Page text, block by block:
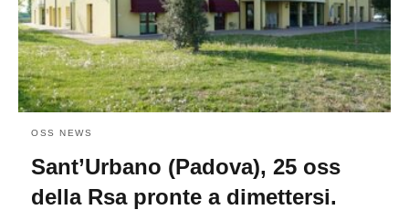
OSS NEWS
Sant’Urbano (Padova), 25 oss
della Rsa pronte a dimettersi.